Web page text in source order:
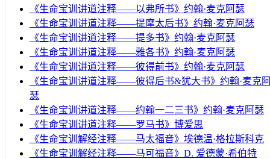
《生命宝训讲道注释——以弗所书》约翰·麦克阿瑟
《生命宝训讲道注释——提摩太后书》约翰·麦克阿瑟
《生命宝训讲道注释——提多书》约翰·麦克阿瑟
《生命宝训讲道注释——雅各书》约翰·麦克阿瑟
《生命宝训讲道注释——彼得前书》约翰·麦克阿瑟
《生命宝训讲道注释——彼得后书&犹大书》约翰·麦克
瑟
《生命宝训讲道注释——约翰一二三书》约翰·麦克阿瑟
《生命宝训讲道注释——罗马书》博爱思
《生命宝训解经注释——马太福音》埃德温·格拉斯科克
《生命宝训解经注释——马可福音》D. 爱德蒙·希伯特